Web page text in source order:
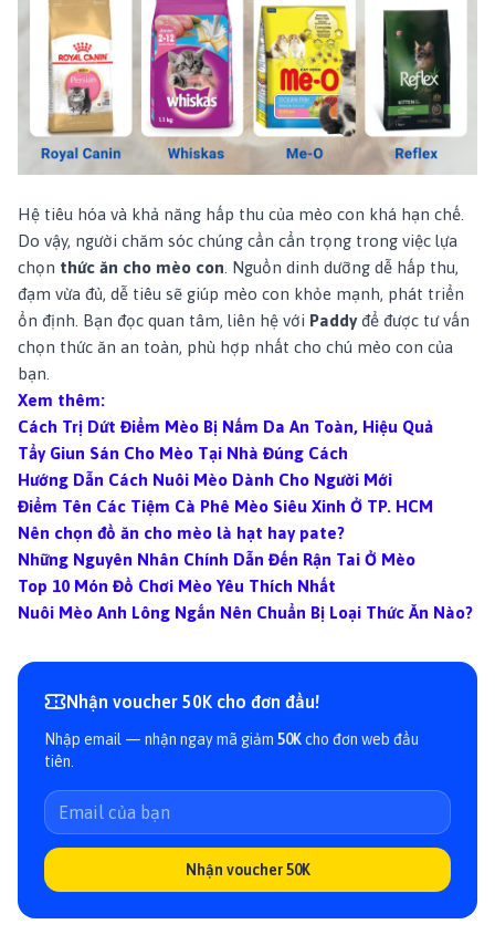
Hệ tiêu hóa và khả năng hấp thu của mèo con khá hạn chế.
Do vậy, người chăm sóc chúng cần cẩn trọng trong việc lựa
chọn thức ăn cho mèo con. Nguồn dinh dưỡng dễ hấp thu,
đạm vừa đủ, dễ tiêu sẽ giúp mèo con khỏe mạnh, phát triển
ổn định. Bạn đọc quan tâm, liên hệ với Paddy để được tư vấn
chọn thức ăn an toàn, phù hợp nhất cho chú mèo con của
bạn.
Xem thêm:
Cách Trị Dứt Điểm Mèo Bị Nấm Da An Toàn, Hiệu Quả
Tẩy Giun Sán Cho Mèo Tại Nhà Đúng Cách
Hướng Dẫn Cách Nuôi Mèo Dành Cho Người Mới
Điểm Tên Các Tiệm Cà Phê Mèo Siêu Xinh Ở TP. HCM
Nên chọn đồ ăn cho mèo là hạt hay pate?
Những Nguyên Nhân Chính Dẫn Đến Rận Tai Ở Mèo
Top 10 Món Đồ Chơi Mèo Yêu Thích Nhất
Nuôi Mèo Anh Lông Ngắn Nên Chuẩn Bị Loại Thức Ăn Nào?
Nhận voucher 50K cho đơn đầu!
Nhập email — nhận ngay mã giảm 50Kcho đơn web đầu
tiên.
Nhận voucher 50K